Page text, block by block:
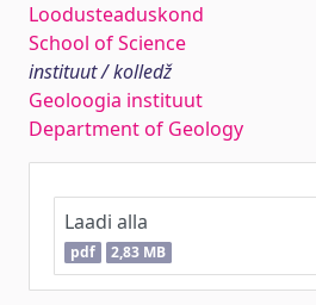
Loodusteaduskond
School of Science
instituut / kolledž
Geoloogia instituut
Department of Geology
Laadi alla
pdf 2,83 MB